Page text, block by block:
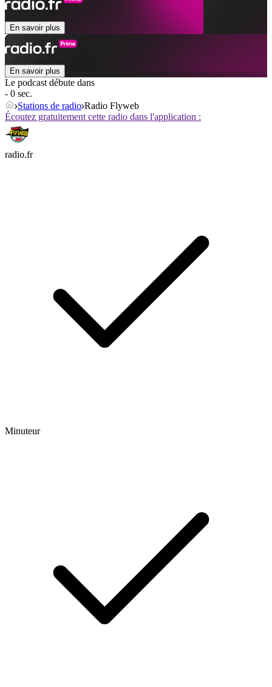
En savoir plus
En savoir plus
Le podcast débute dans
- 0 sec.
Stations de radio Radio Flyweb
Écoutez gratuitement cette radio dans l'application :
radio.fr
Minuteur